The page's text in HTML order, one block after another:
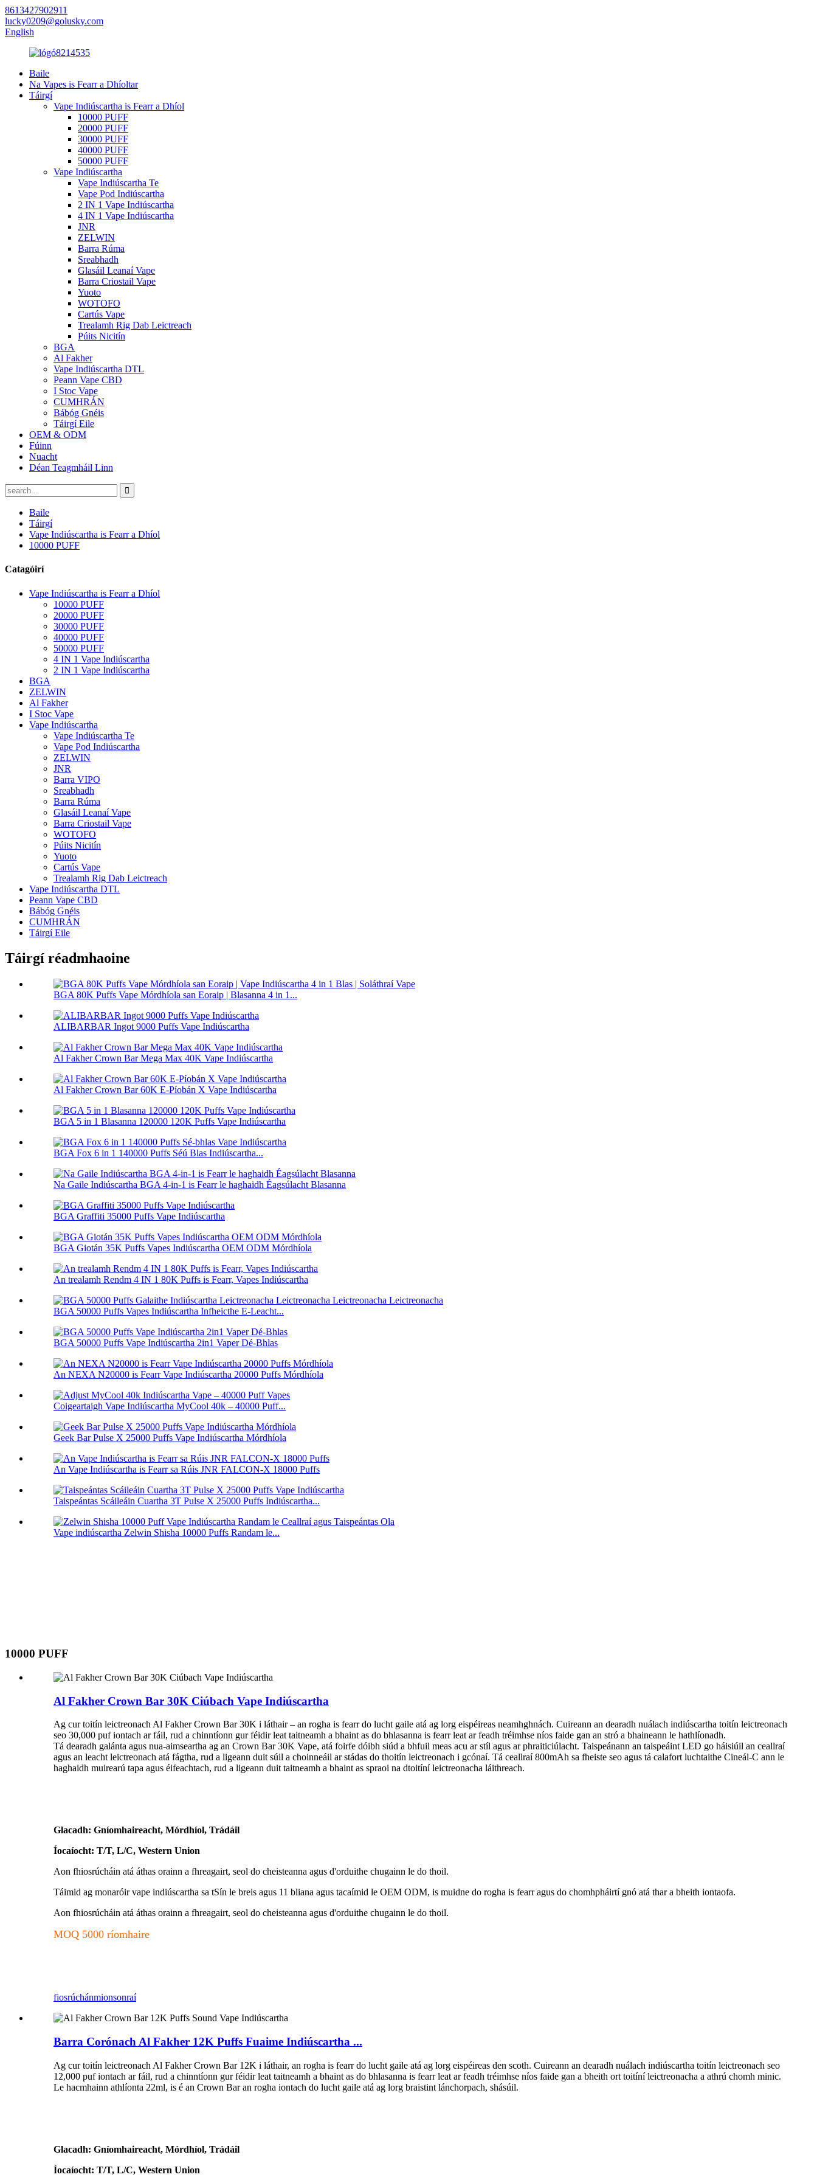
8613427902911
lucky0209@golusky.com
English
Baile
Na Vapes is Fearr a Dhíoltar
Táirgí
Vape Indiúscartha is Fearr a Dhíol
10000 PUFF
20000 PUFF
30000 PUFF
40000 PUFF
50000 PUFF
Vape Indiúscartha
Vape Indiúscartha Te
Vape Pod Indiúscartha
2 IN 1 Vape Indiúscartha
4 IN 1 Vape Indiúscartha
JNR
ZELWIN
Barra Rúma
Sreabhadh
Glasáil Leanaí Vape
Barra Criostail Vape
Yuoto
WOTOFO
Cartús Vape
Trealamh Rig Dab Leictreach
Púits Nicitín
BGA
Al Fakher
Vape Indiúscartha DTL
Peann Vape CBD
I Stoc Vape
CUMHRÁN
Bábóg Gnéis
Táirgí Eile
OEM & ODM
Fúinn
Nuacht
Déan Teagmháil Linn
Baile
Táirgí
Vape Indiúscartha is Fearr a Dhíol
10000 PUFF
Catagóirí
Vape Indiúscartha is Fearr a Dhíol
10000 PUFF
20000 PUFF
30000 PUFF
40000 PUFF
50000 PUFF
4 IN 1 Vape Indiúscartha
2 IN 1 Vape Indiúscartha
BGA
ZELWIN
Al Fakher
I Stoc Vape
Vape Indiúscartha
Vape Indiúscartha Te
Vape Pod Indiúscartha
ZELWIN
JNR
Barra VIPO
Sreabhadh
Barra Rúma
Glasáil Leanaí Vape
Barra Criostail Vape
WOTOFO
Púits Nicitín
Yuoto
Cartús Vape
Trealamh Rig Dab Leictreach
Vape Indiúscartha DTL
Peann Vape CBD
Bábóg Gnéis
CUMHRÁN
Táirgí Eile
Táirgí réadmhaoine
BGA 80K Puffs Vape Mórdhíola san Eoraip | Blasanna 4 in 1...
ALIBARBAR Ingot 9000 Puffs Vape Indiúscartha
Al Fakher Crown Bar Mega Max 40K Vape Indiúscartha
Al Fakher Crown Bar 60K E-Píobán X Vape Indiúscartha
BGA 5 in 1 Blasanna 120000 120K Puffs Vape Indiúscartha
BGA Fox 6 in 1 140000 Puffs Séú Blas Indiúscartha...
Na Gaile Indiúscartha BGA 4-in-1 is Fearr le haghaidh Éagsúlacht Blasanna
BGA Graffiti 35000 Puffs Vape Indiúscartha
BGA Giotán 35K Puffs Vapes Indiúscartha OEM ODM Mórdhíola
An trealamh Rendm 4 IN 1 80K Puffs is Fearr, Vapes Indiúscartha
BGA 50000 Puffs Vapes Indiúscartha Infheicthe E-Leacht...
BGA 50000 Puffs Vape Indiúscartha 2in1 Vaper Dé-Bhlas
An NEXA N20000 is Fearr Vape Indiúscartha 20000 Puffs Mórdhíola
Coigeartaigh Vape Indiúscartha MyCool 40k – 40000 Puff...
Geek Bar Pulse X 25000 Puffs Vape Indiúscartha Mórdhíola
An Vape Indiúscartha is Fearr sa Rúis JNR FALCON-X 18000 Puffs
Taispeántas Scáileáin Cuartha 3T Pulse X 25000 Puffs Indiúscartha...
Vape indiúscartha Zelwin Shisha 10000 Puffs Randam le...
10000 PUFF
Al Fakher Crown Bar 30K Ciúbach Vape Indiúscartha
Ag cur toitín leictreonach Al Fakher Crown Bar 30K i láthair – an rogha is fearr do lucht gaile atá ag lorg eispéireas neamhghnách. Cuireann an dearadh nuálach indiúscartha toitín leictreonach
seo 30,000 puf iontach ar fáil, rud a chinntíonn gur féidir leat taitneamh a bhaint as do bhlasanna is fearr leat ar feadh tréimhse níos faide gan an stró a bhaineann le hathlíonadh.
Tá dearadh galánta agus nua-aimseartha ag an Crown Bar 30K Vape, atá foirfe dóibh siúd a bhfuil meas acu ar stíl agus ar phraiticiúlacht. Taispeánann an taispeáint LED go háisiúil an ceallraí
agus an leacht leictreonach atá fágtha, rud a ligeann duit súil a choinneáil ar stádas do thoitín leictreonach i gcónaí. Tá ceallraí 800mAh sa fheiste seo agus tá calafort luchtaithe Cineál-C ann le
haghaidh muirearú tapa agus éifeachtach, rud a ligeann duit taitneamh a bhaint as spraoi na dtoitíní leictreonacha láithreach.
Glacadh: Gníomhaireacht, Mórdhíol, Trádáil
Íocaíocht: T/T, L/C, Western Union
Aon fhiosrúcháin atá áthas orainn a fhreagairt, seol do cheisteanna agus d'orduithe chugainn le do thoil.
Táimid ag monaróir vape indiúscartha sa tSín le breis agus 11 bliana agus tacaímid le OEM ODM, is muidne do rogha is fearr agus do chomhpháirtí gnó atá thar a bheith iontaofa.
Aon fhiosrúcháin atá áthas orainn a fhreagairt, seol do cheisteanna agus d'orduithe chugainn le do thoil.
MOQ 5000 ríomhaire
fiosrúchánmionsonraí
Barra Corónach Al Fakher 12K Puffs Fuaime Indiúscartha ...
Ag cur toitín leictreonach Al Fakher Crown Bar 12K i láthair, an rogha is fearr do lucht gaile atá ag lorg eispéireas den scoth. Cuireann an dearadh nuálach indiúscartha toitín leictreonach seo
12,000 puf iontach ar fáil, rud a chinntíonn gur féidir leat taitneamh a bhaint as do bhlasanna is fearr leat ar feadh tréimhse níos faide gan a bheith ort toitíní leictreonacha a athrú chomh minic.
Le hacmhainn athlíonta 22ml, is é an Crown Bar an rogha iontach do lucht gaile atá ag lorg braistint lánchorpach, shásúil.
Glacadh: Gníomhaireacht, Mórdhíol, Trádáil
Íocaíocht: T/T, L/C, Western Union